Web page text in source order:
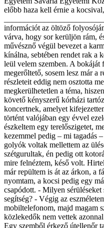
előbb haza kell érnie a
információt az öltöző
várva, hogy sor kerüljön rám,
művésznő végül bevezet a
kínálna, sebtében rendet rak a
leül velem szemben. A
megerőltető, sosem lesz már a
részleteit eddig nem osztotta
megkerülhetetlen a téma,
követő kényszerű kórházi
koncertnek, amelyet
történt valójában egy évvel
észkeltem egy terelőszigetet,
kezemmel pedig – mi tagadás
golyók voltak mellettem az
szétgurultak, én pedig ott
mire felnéztem, késő volt.
már repültem is át az árkon, a
nyomtam, a kocsi pedig egy
csapódott. - Milyen sérüléseket
segítség? - Végig az
mobiltelefonom, majd magam
közlekedők nem vettek
Egy szemből érkező útellenőr